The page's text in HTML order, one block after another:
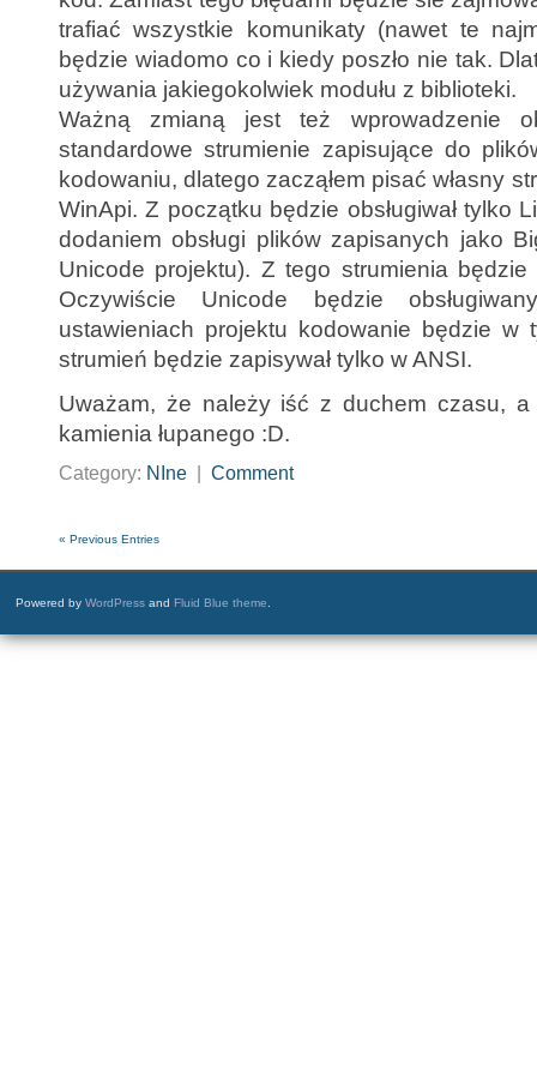
trafiać wszystkie komunikaty (nawet te
będzie wiadomo co i kiedy poszło nie tak.
używania jakiegokolwiek modułu z biblioteki.
Ważną zmianą jest też wprowadzenie
standardowe strumienie zapisujące do
kodowaniu, dlatego zacząłem pisać własny
WinApi. Z początku będzie obsługiwał tylko
dodaniem obsługi plików zapisanych jako
Unicode projektu). Z tego strumienia będzie
Oczywiście Unicode będzie
ustawieniach projektu kodowanie będzie w
strumień będzie zapisywał tylko w ANSI.
Uważam, że należy iść z duchem czasu,
kamienia łupanego :D.
Category: NIne Comment
« Previous Entries
Powered by WordPress and Fluid Blue theme